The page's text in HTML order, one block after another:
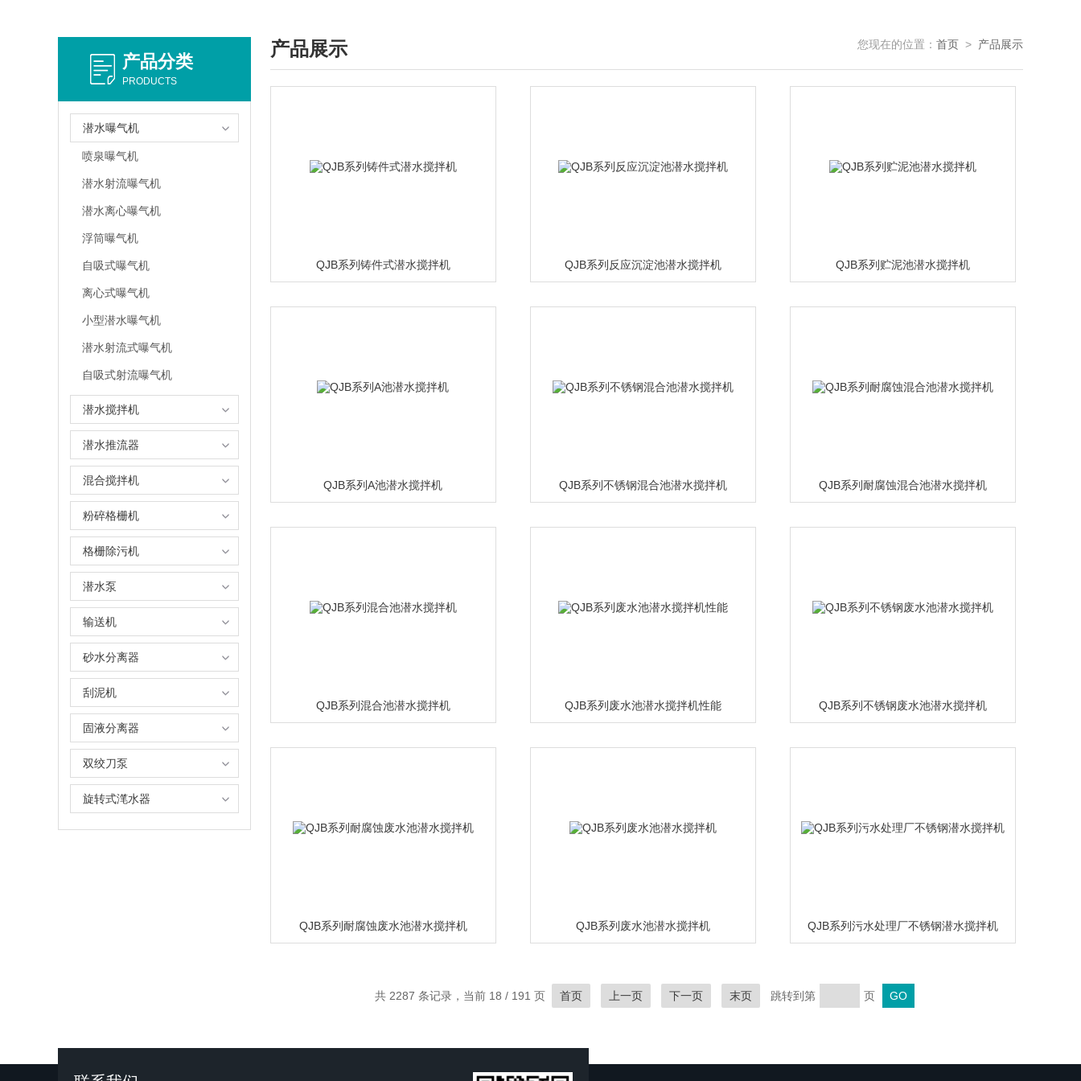
产品分类
PRODUCTS
潜水曝气机
喷泉曝气机
潜水射流曝气机
潜水离心曝气机
浮筒曝气机
自吸式曝气机
离心式曝气机
小型潜水曝气机
潜水射流式曝气机
自吸式射流曝气机
潜水搅拌机
潜水推流器
混合搅拌机
粉碎格栅机
格栅除污机
潜水泵
输送机
砂水分离器
刮泥机
固液分离器
双绞刀泵
旋转式滗水器
产品展示 您现在的位置： 首页 > 产品展示
QJB系列铸件式潜水搅拌机 QJB系列反应沉淀池潜水搅拌机 QJB系列贮泥池潜水搅拌机
QJB系列A池潜水搅拌机 QJB系列不锈钢混合池潜水搅拌机 QJB系列耐腐蚀混合池潜水搅拌机
QJB系列混合池潜水搅拌机 QJB系列废水池潜水搅拌机性能 QJB系列不锈钢废水池潜水搅拌机
QJB系列耐腐蚀废水池潜水搅拌机 QJB系列废水池潜水搅拌机 QJB系列污水处理厂不锈钢潜水搅拌机
共 2287 条记录，当前 18 / 191 页 首页 上一页 下一页 末页 跳转到第 页